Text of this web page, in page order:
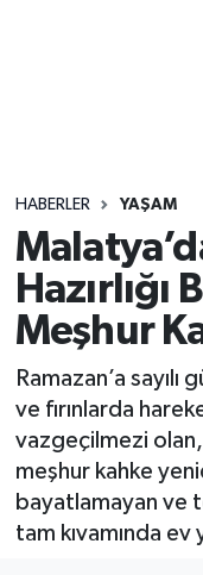
HABERLER YAŞAM
Hazırlığı
Meşhur
Ramazan’a
ve fırınlarda
vazgeçilmezi
meşhur kahke
bayatlamayan ve
tam kıvamında
Yaşam